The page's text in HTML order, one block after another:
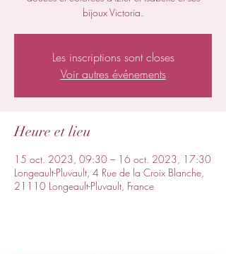
bijoux Victoria.
Les inscriptions sont closes
Voir autres événements
Heure et lieu
15 oct. 2023, 09:30 – 16 oct. 2023, 17:30
Longeault-Pluvault, 4 Rue de la Croix Blanche,
21110 Longeault-Pluvault, France